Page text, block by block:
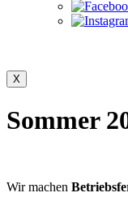
Sommer
Wir machen